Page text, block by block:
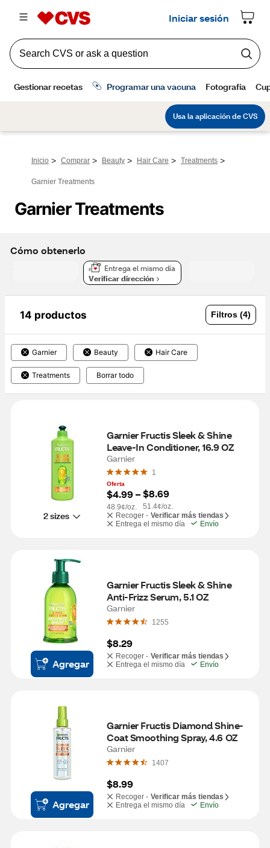
Inicio > Comprar > Beauty > Hair Care > Treatments >
Garnier Treatments
Garnier Treatments
Cómo obtenerlo
Entrega el mismo día
Verificar dirección
14 productos Filtros (4)
Garnier Beauty Hair Care
Treatments Borrar todo
2 sizes
Garnier Fructis Sleek & Shine
Leave-In Conditioner, 16.9 OZ
Garnier
1
Oferta
$4.99 –
48.9¢/oz.
$8.69
51.4¢/oz.
Recoger - Verificar más tiendas
Entrega el mismo día
Envío
Agregar
Garnier Fructis Sleek & Shine
Anti-Frizz Serum, 5.1 OZ
Garnier
1255
$8.29
Recoger - Verificar más tiendas
Entrega el mismo día
Envío
Agregar
Garnier Fructis Diamond Shine-
Coat Smoothing Spray, 4.6 OZ
Garnier
1407
$8.99
Recoger - Verificar más tiendas
Entrega el mismo día
Envío